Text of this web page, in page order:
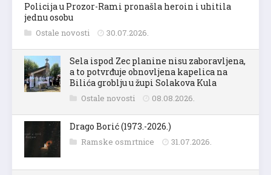
Policija u Prozor-Rami pronašla heroin i uhitila
jednu osobu
Ostale novosti 30.07.2026.
Sela ispod Zec planine nisu zaboravljena,
a to potvrđuje obnovljena kapelica na
Bilića groblju u župi Solakova Kula
Ostale novosti 08.08.2026.
Drago Borić (1973.-2026.)
Ramske osmrtnice 31.07.2026.